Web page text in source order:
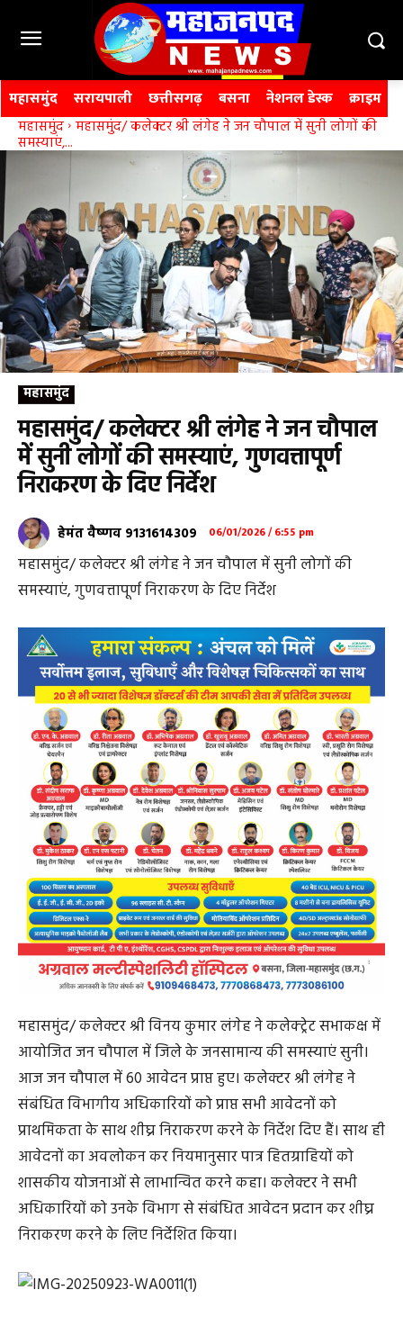
महासमुंद सरायपाली छत्तीसगढ़ बसना नेशनल डेस्क क्राइम
महासमुंद महासमुंद/ कलेक्टर श्री लंगेह ने जन चौपाल में सुनी लोगों की
समस्याएं,...
महासमुंद
महासमुंद/ कलेक्टर श्री लंगेह ने जन चौपाल
में सुनी लोगों की समस्याएं, गुणवत्तापूर्ण
निराकरण के दिए निर्देश
हेमंत वैष्णव 9131614309 06/01/2026 / 6:55 pm
महासमुंद/ कलेक्टर श्री लंगेह ने जन चौपाल में सुनी लोगों की
समस्याएं, गुणवत्तापूर्ण निराकरण के दिए निर्देश
महासमुंद/ कलेक्टर श्री विनय कुमार लंगेह ने कलेक्ट्रेट सभाकक्ष में
आयोजित जन चौपाल में जिले के जनसामान्य की समस्याएं सुनी।
आज जन चौपाल में 60 आवेदन प्राप्त हुए। कलेक्टर श्री लंगेह ने
संबंधित विभागीय अधिकारियों को प्राप्त सभी आवेदनों को
प्राथमिकता के साथ शीघ्र निराकरण करने के निर्देश दिए हैं। साथ ही
आवेदनों का अवलोकन कर नियमानुसार पात्र हितग्राहियों को
शासकीय योजनाओं से लाभान्वित करने कहा। कलेक्टर ने सभी
अधिकारियों को उनके विभाग से संबंधित आवेदन प्रदान कर शीघ्र
निराकरण करने के लिए निर्देशित किया।